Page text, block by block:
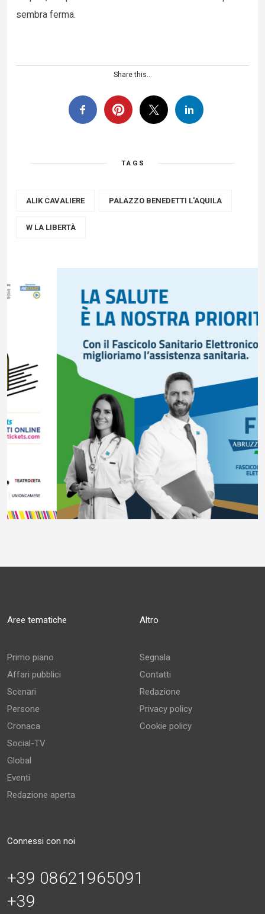
sembra ferma.
Share this...
TAGS
ALIK CAVALIERE PALAZZO BENEDETTI L'AQUILA
W LA LIBERTÀ
Aree tematiche
Primo piano
Affari pubblici
Scenari
Persone
Cronaca
Social-TV
Global
Eventi
Redazione aperta
Altro
Segnala
Contatti
Redazione
Privacy policy
Cookie policy
Connessi con noi
+39 08621965091
+39